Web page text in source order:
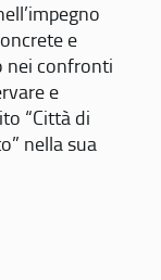
e
nei confronti
e
“Città di
nella sua